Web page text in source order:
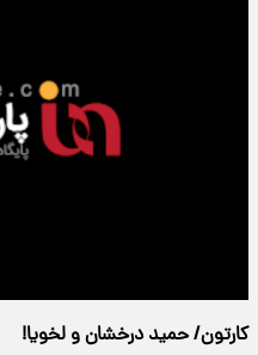
کارتون/ حمید درخشان و لخویا!